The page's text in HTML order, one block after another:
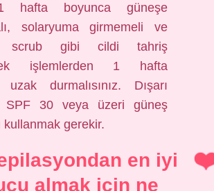
hafta boyunca güneşe
solaryuma girmemeli ve
scrub gibi cildi tahriş
işlemlerden 1 hafta
uzak durmalısınız. Dışarı
SPF 30 veya üzeri güneş
kullanmak gerekir.
en iyi
almak için ne